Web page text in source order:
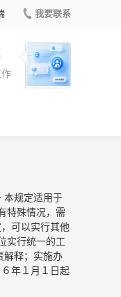
我要联系
规定适用于
特殊情况，需
可以实行其他
实行统一的工
释；实施办
年１月１日起